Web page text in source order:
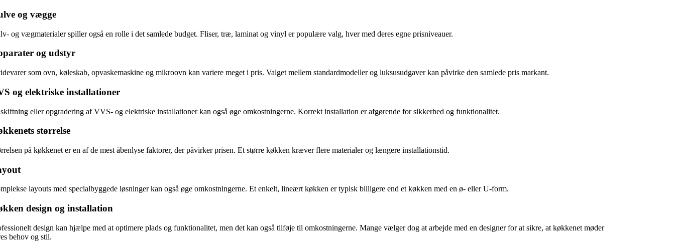
og vægge
og vægmaterialer spiller også en rolle i det samlede budget. Fliser, træ, laminat og vinyl er populære valg, hver med deres egne prisniveauer.
og udstyr
som ovn, køleskab, opvaskemaskine og mikroovn kan variere meget i pris. Valget mellem standardmodeller og luksusudgaver kan påvirke den samlede pris markant.
og elektriske installationer
eller opgradering af VVS- og elektriske installationer kan også øge omkostningerne. Korrekt installation er afgørende for sikkerhed og funktionalitet.
størrelse
på køkkenet er en af de mest åbenlyse faktorer, der påvirker prisen. Et større køkken kræver flere materialer og længere installationstid.
layouts med specialbyggede løsninger kan også øge omkostningerne. Et enkelt, lineært køkken er typisk billigere end et køkken med en ø- eller U-form.
design og installation
design kan hjælpe med at optimere plads og funktionalitet, men det kan også tilføje til omkostningerne. Mange vælger dog at arbejde med en designer for at sikre, at køkkenet møder
behov og stil.